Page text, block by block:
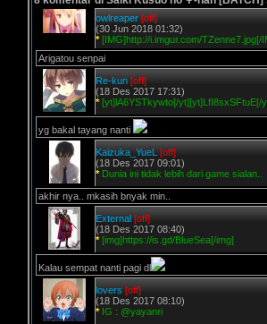
owlreaper [off]
(30 Jun 2018 01:32)
* [IMG]http://i.imgur.com/TZenne7.jpg[/
Arigatou senpai
Re-kun [off]
(18 Des 2017 17:31)
* [yt]lA6YSTkywto[/yt][yt]LfI8sxSFtuE[/
yg bakal tayang nanti
Kaizuka_YueL [off]
(18 Des 2017 09:01)
* Dunia ini tidak lebih dari game sialan..
akhir nya.. mkasih bnyak min..
External [off]
(18 Des 2017 08:40)
* [img]https://is.gd/BlueSea[/img]
Kalau sempat nanti pagi dl
lovers [off]
(18 Des 2017 08:10)
* IG : @yayanri